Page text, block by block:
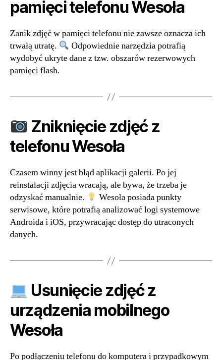
pamięci telefonu Wesoła
Zanik zdjęć w pamięci telefonu nie zawsze oznacza ich
trwałą utratę.
Odpowiednie narzędzia potrafią
wydobyć ukryte dane z tzw. obszarów rezerwowych
pamięci flash.
Zniknięcie zdjęć z
telefonu Wesoła
Czasem winny jest błąd aplikacji galerii. Po jej
reinstalacji zdjęcia wracają, ale bywa, że trzeba je
odzyskać manualnie.
Wesoła posiada punkty
serwisowe, które potrafią analizować logi systemowe
Androida i iOS, przywracając dostęp do utraconych
danych.
Usunięcie zdjęć z
urządzenia mobilnego
Wesoła
Po podłączeniu telefonu do komputera i przypadkowym